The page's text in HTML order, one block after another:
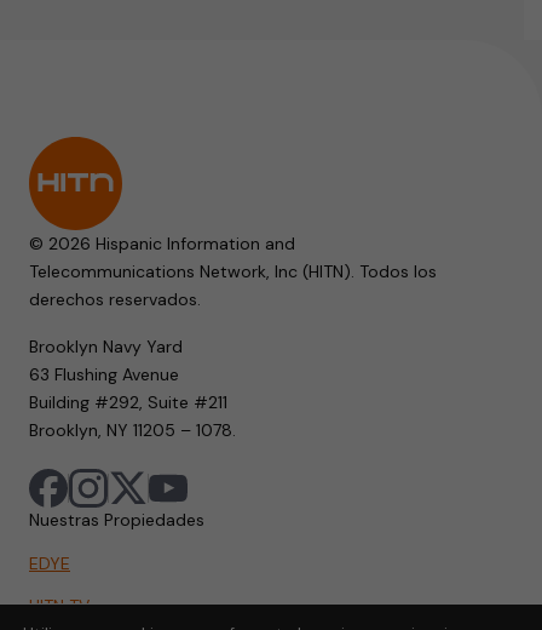
© 2026 Hispanic Information and
Telecommunications Network, Inc (HITN). Todos los
derechos reservados.
Brooklyn Navy Yard
63 Flushing Avenue
Building #292, Suite #211
Brooklyn, NY 11205 – 1078.
Nuestras Propiedades
EDYE
HITN TV